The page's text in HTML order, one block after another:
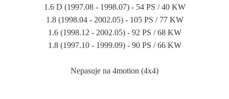
1.6 D (1997.08 - 1998.07) - 54 PS / 40 KW
1.8 (1998.04 - 2002.05) - 105 PS / 77 KW
1.6 (1998.12 - 2002.05) - 92 PS / 68 KW
1.8 (1997.10 - 1999.09) - 90 PS / 66 KW
Nepasuje na 4motion (4x4)